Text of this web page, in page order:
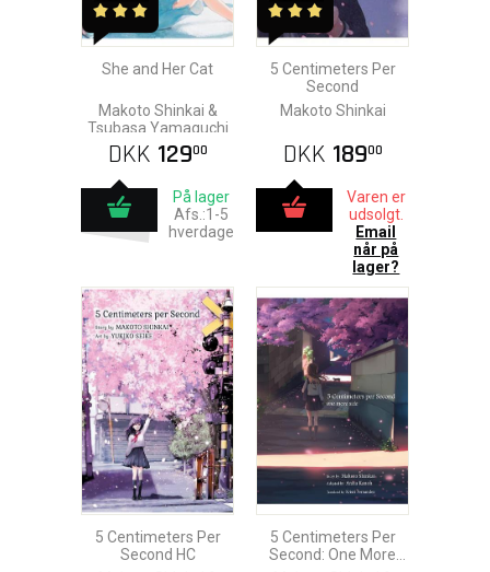
She and Her Cat
Makoto Shinkai &
Tsubasa Yamaguchi
DKK 12900
På lager
Afs.:1-5
hverdage
5 Centimeters Per
Second
Makoto Shinkai
DKK 18900
Varen er
udsolgt.
Email
når på
lager?
5 Centimeters Per
Second HC
5 Centimeters Per
Second: One More